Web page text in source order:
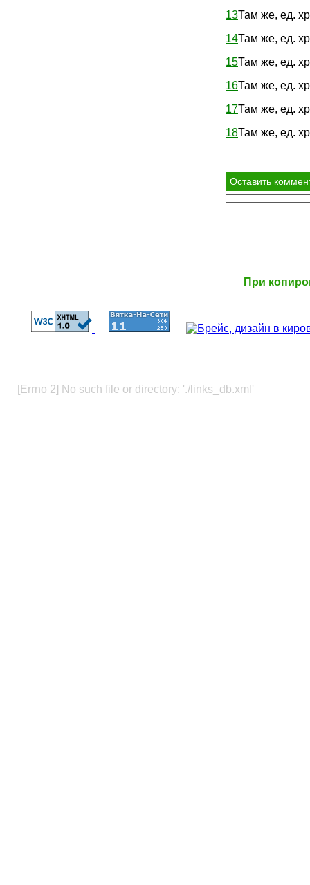
13Там же, ед.
14Там же, ед.
15Там же, ед.
16Там же, ед.
17Там же, ед.
18Там же, ед.
При
[Errno 2] No such file or directory: './links_db.xml'